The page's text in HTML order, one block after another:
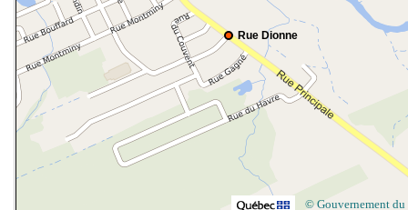
Rue Dionne
© Gouvernement du